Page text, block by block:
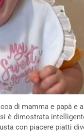
di mamma e papà e
è dimostrata
con piacere piatti